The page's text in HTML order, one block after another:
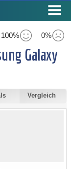
100% 0%
Galaxy
Vergleich